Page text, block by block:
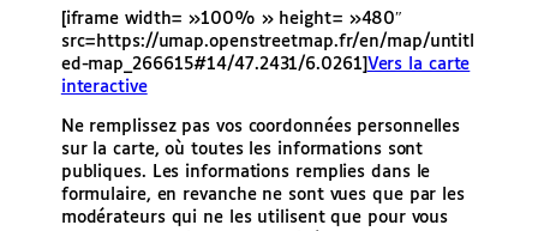
[iframe width= »100% » height= »480″
src=https://umap.openstreetmap.fr/en/map/untitl
ed-map_266615#14/47.2431/6.0261]Vers la carte
interactive
Ne remplissez pas vos coordonnées personnelles
sur la carte, où toutes les informations sont
publiques. Les informations remplies dans le
formulaire, en revanche ne sont vues que par les
modérateurs qui ne les utilisent que pour vous